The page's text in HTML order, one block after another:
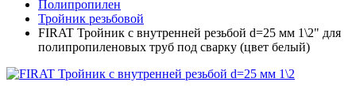
Полипропилен
Тройник резьбовой
FIRAT Тройник с внутренней резьбой d=25 мм 1\2" для
полипропиленовых труб под сварку (цвет белый)